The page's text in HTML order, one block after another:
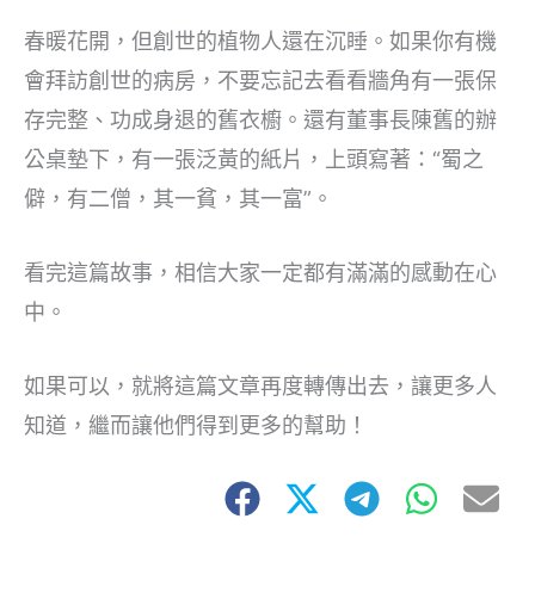
春暖花開，但創世的植物人還在沉睡。如果你有機
會拜訪創世的病房，不要忘記去看看牆角有一張保
存完整、功成身退的舊衣櫥。還有董事長陳舊的辦
公桌墊下，有一張泛黃的紙片，上頭寫著：“蜀之
僻，有二僧，其一貧，其一富”。
看完這篇故事，相信大家一定都有滿滿的感動在心
中。
如果可以，就將這篇文章再度轉傳出去，讓更多人
知道，繼而讓他們得到更多的幫助！